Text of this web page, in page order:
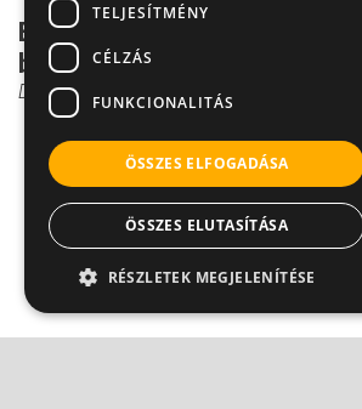
Ettől a kórtól görbül a csont:
betegség
Dr. Zolnay Péter
TELJESÍTMÉNY
CÉLZÁS
FUNKCIONALITÁS
ÖSSZES ELFOGADÁSA
ÖSSZES ELUTASÍTÁSA
RÉSZLETEK MEGJELENÍTÉSE